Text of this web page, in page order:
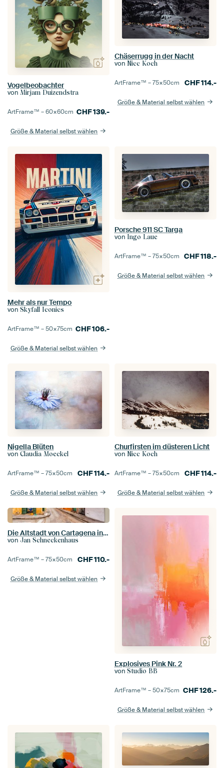
Vogelbeobachter
von Mirjam Duizendstra
ArtFrame™ –60×60cm CHF139.-
Größe & Material selbst wählen
Chäserrugg in der Nacht
von Nicc Koch
ArtFrame™ –75×50cm CHF114.-
Größe & Material selbst wählen
Mehr als nur Tempo
von Skyfall Iconics
ArtFrame™ –50×75cm CHF106.-
Größe & Material selbst wählen
Porsche 911 SC Targa
von Ingo Laue
ArtFrame™ –75×50cm CHF118.-
Größe & Material selbst wählen
Nigella Blüten
von Claudia Moeckel
ArtFrame™ –75×50cm CHF114.-
Größe & Material selbst wählen
Churfirsten im düsteren Licht
von Nicc Koch
ArtFrame™ –75×50cm CHF114.-
Größe & Material selbst wählen
Die Altstadt von Cartagena in Kolumbien
von Jan Schneckenhaus
ArtFrame™ –75×50cm CHF110.-
Größe & Material selbst wählen
Explosives Pink Nr. 2
von Studio BB
ArtFrame™ –50×75cm CHF126.-
Größe & Material selbst wählen